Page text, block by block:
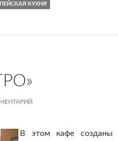
КУХНЯ
В этом кафе созданы